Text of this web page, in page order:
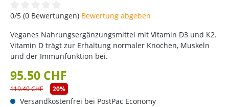
Durchschnittliche Bewertung von 0 von 5 Sternen
0/5 (0 Bewertungen) Bewertung abgeben
Veganes Nahrungsergänzungsmittel mit Vitamin D3 und K2.
Vitamin D trägt zur Erhaltung normaler Knochen, Muskeln
und der Immunfunktion bei.
95.50 CHF
119.40 CHF 20%
Versandkostenfrei bei PostPac Economy